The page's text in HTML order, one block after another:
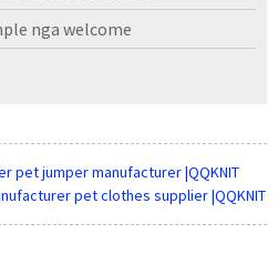
nga welcome
pet jumper manufacturer |QQKNIT
pet clothes supplier |QQKNIT